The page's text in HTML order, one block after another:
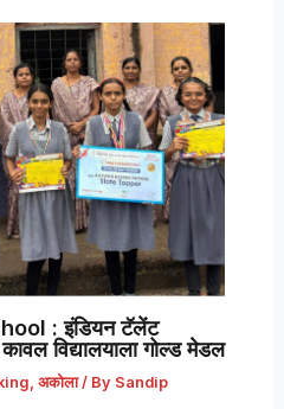
: इंडियन टॅलेंट
विद्यालयाला गोल्ड मेडल
अकोला/ By Sandip